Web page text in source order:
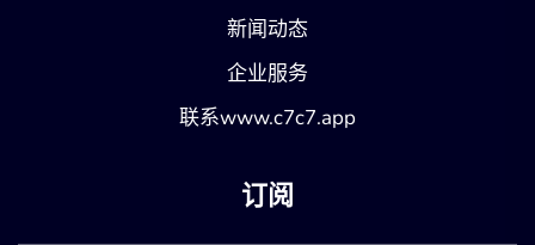
新闻动态
企业服务
联系www.c7c7.app
订阅